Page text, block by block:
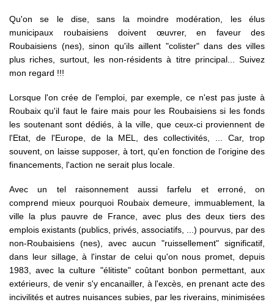
Qu'on se le dise, sans la moindre modération, les élus
municipaux roubaisiens doivent œuvrer, en faveur des
Roubaisiens (nes), sinon qu'ils aillent "colister" dans des villes
plus riches, surtout, les non-résidents à titre principal... Suivez
mon regard !!!
Lorsque l'on crée de l'emploi, par exemple, ce n'est pas juste à
Roubaix qu'il faut le faire mais pour les Roubaisiens si les fonds
les soutenant sont dédiés, à la ville, que ceux-ci proviennent de
l'Etat, de l'Europe, de la MEL, des collectivités, ... Car, trop
souvent, on laisse supposer, à tort, qu'en fonction de l'origine des
financements, l'action ne serait plus locale.
Avec un tel raisonnement aussi farfelu et erroné, on
comprend mieux pourquoi Roubaix demeure, immuablement, la
ville la plus pauvre de France, avec plus des deux tiers des
emplois existants (publics, privés, associatifs, ...) pourvus, par des
non-Roubaisiens (nes), avec aucun "ruissellement" significatif,
dans leur sillage, à l'instar de celui qu'on nous promet, depuis
1983, avec la culture "élitiste" coûtant bonbon permettant, aux
extérieurs, de venir s'y encanailler, à l'excès, en prenant acte des
incivilités et autres nuisances subies, par les riverains, minimisées